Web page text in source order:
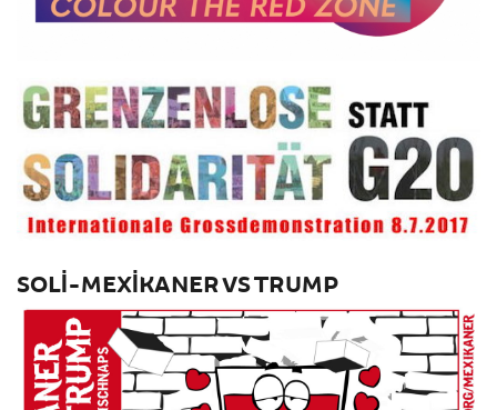
SOLI-MEXIKANER VS TRUMP